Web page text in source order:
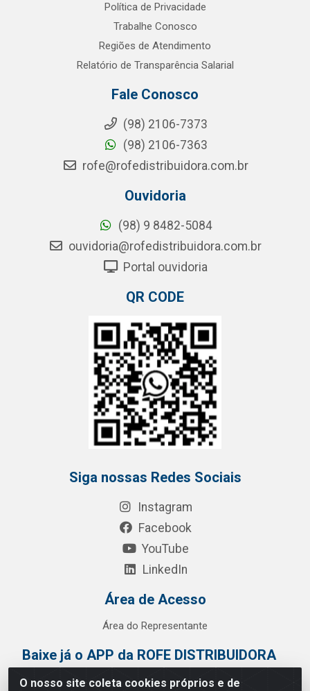
O nosso site coleta cookies próprios e de
Política de Privacidade
Trabalhe Conosco
Regiões de Atendimento
Relatório de Transparência Salarial
Fale Conosco
(98) 2106-7373
(98) 2106-7363
rofe@rofedistribuidora.com.br
Ouvidoria
(98) 9 8482-5084
ouvidoria@rofedistribuidora.com.br
Portal ouvidoria
QR CODE
Siga nossas Redes Sociais
Instagram
Facebook
YouTube
LinkedIn
Área de Acesso
Área do Representante
Baixe já o APP da ROFE DISTRIBUIDORA